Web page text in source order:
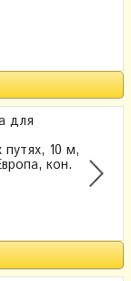
для
10 м,
кон.